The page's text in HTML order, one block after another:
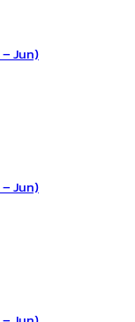
Jun)
Jun)